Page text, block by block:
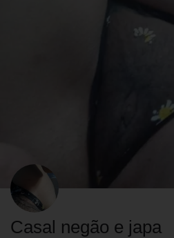
Casal negão e japa